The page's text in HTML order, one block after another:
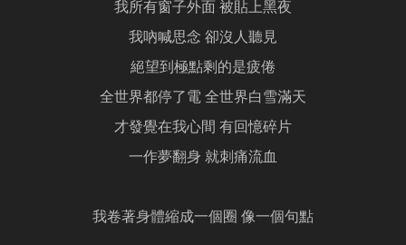
我所有窗子外面 被貼上黑夜
我吶喊思念 卻沒人聽見
絕望到極點剩的是疲倦
全世界都停了電 全世界白雪滿天
才發覺在我心間 有回憶碎片
一作夢翻身 就刺痛流血
我卷著身體縮成一個圈 像一個句點